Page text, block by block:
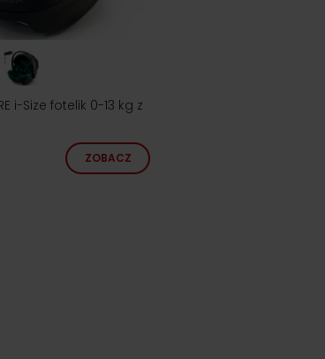
i-Size fotelik 0-13 kg z
ZOBACZ